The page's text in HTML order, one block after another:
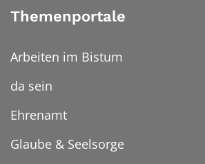
Themenportale
Arbeiten im Bistum
da sein
Ehrenamt
Glaube & Seelsorge